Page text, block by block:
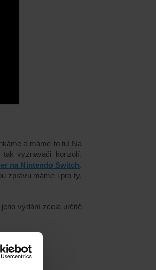
a máme to tu! Na
vyznavači
konzolí.
na Nintendo Switch.
zprávu máme i pro ty,
vydání zcela určitě